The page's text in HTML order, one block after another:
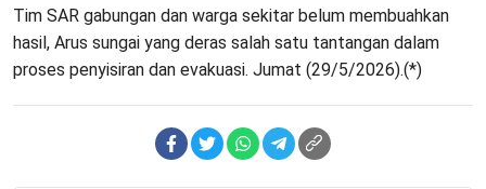
Tim SAR gabungan dan warga sekitar belum membuahkan
hasil, Arus sungai yang deras salah satu tantangan dalam
proses penyisiran dan evakuasi. Jumat (29/5/2026).(*)